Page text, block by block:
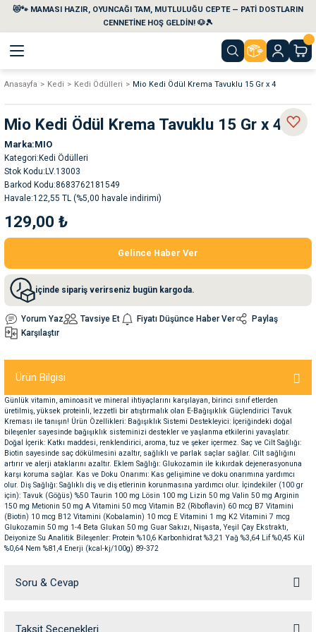
😻🐾 MAMASI HAZIR, OYUNCAĞI TAM, MUTLULUĞU CEPTE — PATİ DOSTLARIN
CENNETİNE HOŞ GELDİN! 🐶🎾
Geri Dön
Geri Dön
Temizlik Ürünleri
Su Kabları
Geri Dön
Geri Dön
Geri Dön
Geri Dön
Anasayfa Kedi Kedi Ödülleri Mio Kedi Ödül Krema Tavuklu 15 Gr x 4
Mio Kedi Ödül Krema Tavuklu 15 Gr x 4
Marka MIO
Kategori Kedi Ödülleri
Stok Kodu LV.13003
Barkod Kodu 8683762181549
Havale 122,55 TL (%5,00 havale indirimi)
129,00 ₺
Gelince Haber Ver
içinde sipariş verirseniz bugün kargoda.
Yorum Yaz Tavsiye Et Fiyatı Düşünce Haber Ver
Paylaş
Karşılaştır
Ürün Bilgisi
Günlük vitamin, aminoasit ve mineral ihtiyaçlarını karşılayan, birinci sınıf etlerden
üretilmiş, yüksek proteinli, lezzetli bir atıştırmalık olan E-Bağışıklık Güçlendirici Tavuk
Kreması ile tanışın! Ürün Özellikleri: Bağışıklık Sistemi Destekleyici: İçeriğindeki doğal
bileşenler sayesinde bağışıklık sisteminizi destekler ve yaşlanma etkilerini yavaşlatır.
Doğal İçerik: Katkı maddesi, renklendirici, aroma, tuz ve şeker içermez. Saç ve Cilt Sağlığı:
Biotin sayesinde saç dökülmesini azaltır, sağlıklı ve parlak saçlar sağlar. Cilt sağlığını
artırır ve alerji ataklarını azaltır. Eklem Sağlığı: Glukozamin ile kıkırdak dejenerasyonuna
karşı koruma sağlar. Kas ve Doku Onarımı: Kas gelişimine ve doku onarımına yardımcı
olur. Diş Sağlığı: Sağlıklı diş ve diş etlerinin korunmasına yardımcı olur. İçindekiler (100 gr
için): Tavuk (Göğüs) %50 Taurin 100 mg Lösin 100 mg Lizin 50 mg Valin 50 mg Arginin
150 mg Metionin 50 mg A Vitamini 50 mcg Vitamin B2 (Riboflavin) 60 mcg B7 Vitamini
(Biotin) 10 mcg B12 Vitamini (Kobalamin) 10 mcg E Vitamini 1 mg K2 Vitamini 7 mcg
Glukozamin 50 mg 1-4 Beta Glukan 50 mg Guar Sakızı, Nişasta, Yeşil Çay Ekstraktı,
Deiyonize Su Analitik Bileşenler: Protein %10,6 Karbonhidrat %3,21 Yağ %3,64 Lif %0,45 Kül
%0,64 Nem %81,4 Enerji (kcal-kj/100g) 89-372
Soru & Cevap
Ürün hakkında henüz soru sorulmamış.
Taksit Seçenekleri